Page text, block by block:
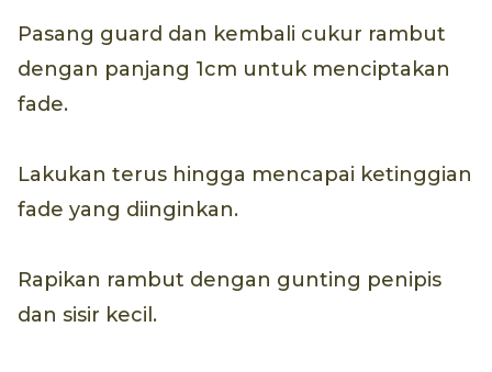
Pasang guard dan kembali cukur rambut
dengan panjang 1cm untuk menciptakan
fade.
Lakukan terus hingga mencapai ketinggian
fade yang diinginkan.
Rapikan rambut dengan gunting penipis
dan sisir kecil.